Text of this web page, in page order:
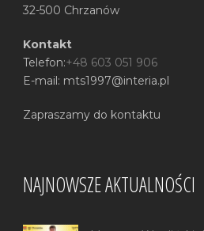
32-500 Chrzanów
Kontakt
Telefon:+48 603 051 906
E-mail: mts1997@interia.pl
Zapraszamy do kontaktu
NAJNOWSZE AKTUALNOŚCI